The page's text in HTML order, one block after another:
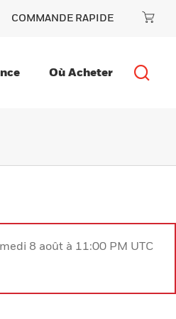
COMMANDE RAPIDE
Où Acheter
8 août à 11:00 PM UTC